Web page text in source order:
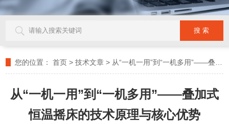
您的位置： 首页 >技术文章 > 从“一机一用”到“一机多用”——叠加式恒温摇床的技术原理与核心优势
从“一机一用”到“一机多用”——叠加式
恒温摇床的技术原理与核心优势